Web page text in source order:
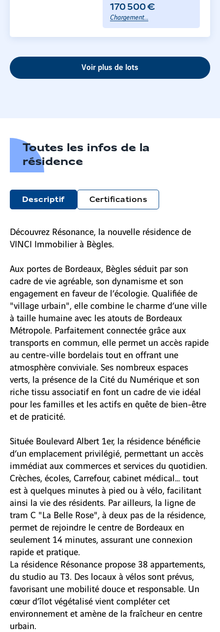
170 500 €
Chargement...
Voir plus de lots
Toutes les infos de la
résidence
Descriptif Certifications
Découvrez Résonance, la nouvelle résidence de
VINCI Immobilier à Bègles.
Aux portes de Bordeaux, Bègles séduit par son
cadre de vie agréable, son dynamisme et son
engagement en faveur de l’écologie. Qualifiée de
"village urbain", elle combine le charme d’une ville
à taille humaine avec les atouts de Bordeaux
Métropole. Parfaitement connectée grâce aux
transports en commun, elle permet un accès rapide
au centre-ville bordelais tout en offrant une
atmosphère conviviale. Ses nombreux espaces
verts, la présence de la Cité du Numérique et son
riche tissu associatif en font un cadre de vie idéal
pour les familles et les actifs en quête de bien-être
et de praticité.
Située Boulevard Albert 1er, la résidence bénéficie
d’un emplacement privilégié, permettant un accès
immédiat aux commerces et services du quotidien.
Crèches, écoles, Carrefour, cabinet médical… tout
est à quelques minutes à pied ou à vélo, facilitant
ainsi la vie des résidents. Par ailleurs, la ligne de
tram C "La Belle Rose", à deux pas de la résidence,
permet de rejoindre le centre de Bordeaux en
seulement 14 minutes, assurant une connexion
rapide et pratique.
La résidence Résonance propose 38 appartements,
du studio au T3. Des locaux à vélos sont prévus,
favorisant une mobilité douce et responsable. Un
cœur d’îlot végétalisé vient compléter cet
environnement et amène de la fraîcheur en centre
urbain.